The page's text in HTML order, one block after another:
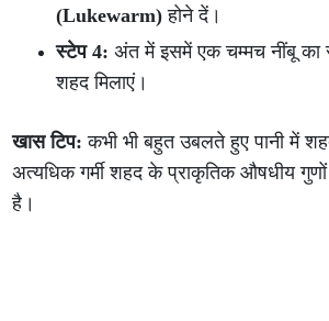
(Lukewarm) होने दें।
स्टेप 4: अंत में इसमें एक चम्मच नींबू
शहद मिलाएं।
खास टिप: कभी भी बहुत उबलते हुए पानी में
अत्यधिक गर्मी शहद के प्राकृतिक औषधीय
है।